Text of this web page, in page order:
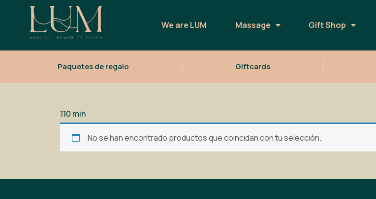
We are LUM Massage Gift Shop
Paquetes de regalo Giftcards
110 min
No se han encontrado productos que coincidan con tu selección.